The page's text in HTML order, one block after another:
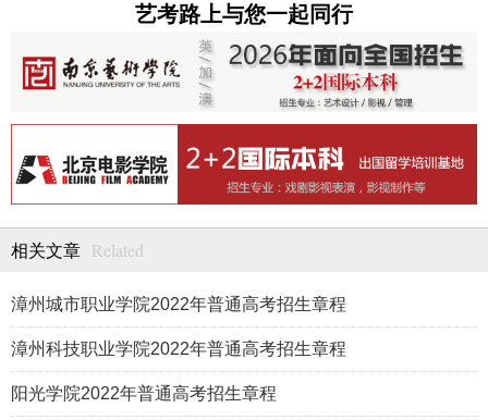
艺考路上与您一起同行
相关文章 Related
漳州城市职业学院2022年普通高考招生章程
漳州科技职业学院2022年普通高考招生章程
阳光学院2022年普通高考招生章程